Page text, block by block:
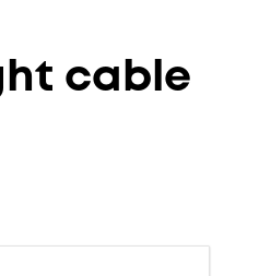
cable